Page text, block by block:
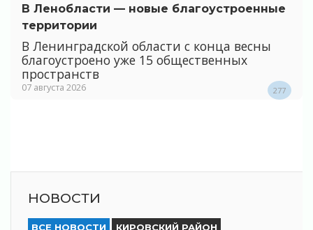
В Ленобласти — новые благоустроенные
территории
В Ленинградской области с конца весны
благоустроено уже 15 общественных
пространств
07 августа 2026 277
НОВОСТИ
ВСЕ НОВОСТИ КИРОВСКИЙ РАЙОН